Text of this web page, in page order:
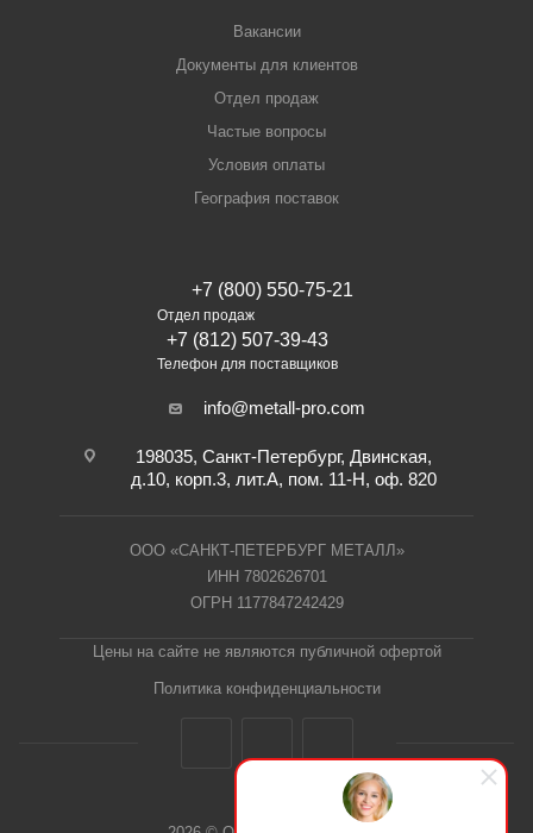
Вакансии
Документы для клиентов
Отдел продаж
Частые вопросы
Условия оплаты
География поставок
+7 (800) 550-75-21
Отдел продаж
+7 (812) 507-39-43
Телефон для поставщиков
info@metall-pro.com
198035, Санкт-Петербург, Двинская,
д.10, корп.3, лит.А, пом. 11-Н, оф. 820
ООО «САНКТ-ПЕТЕРБУРГ МЕТАЛЛ»
ИНН 7802626701
ОГРН 1177847242429
Цены на сайте не являются публичной офертой
Политика конфиденциальности